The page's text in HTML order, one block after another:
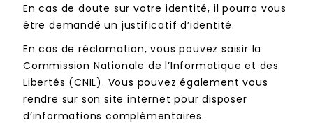
En cas de doute sur votre identité, il pourra vous
être demandé un justificatif d’identité.
En cas de réclamation, vous pouvez saisir la
Commission Nationale de l’Informatique et des
Libertés (CNIL). Vous pouvez également vous
rendre sur son site internet pour disposer
d’informations complémentaires.